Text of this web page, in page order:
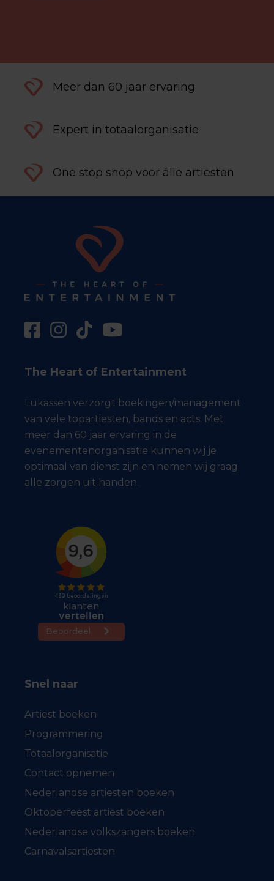
Meer dan 60 jaar ervaring
Expert in totaalorganisatie
One stop shop voor álle artiesten
The Heart of Entertainment
Lukassen verzorgt boekingen/management
van vele topartiesten, bands en acts. Met
meer dan 60 jaar ervaring in de
evenementenorganisatie kunnen wij je
optimaal van dienst zijn en nemen wij graag
alle zorgen uit handen.
Snel naar
Artiest boeken
Programmering
Totaalorganisatie
Contact opnemen
Nederlandse artiesten boeken
Oktoberfeest artiest boeken
Nederlandse volkszangers boeken
Carnavalsartiesten